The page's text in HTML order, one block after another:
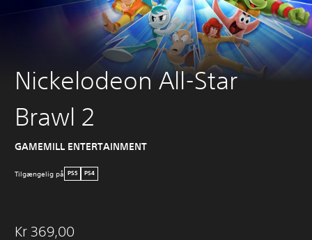
Nickelodeon All-Star
Brawl 2
GAMEMILL ENTERTAINMENT
Tilgængelig på PS5 PS4
Kr 369,00